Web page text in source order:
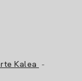
Kalea
-